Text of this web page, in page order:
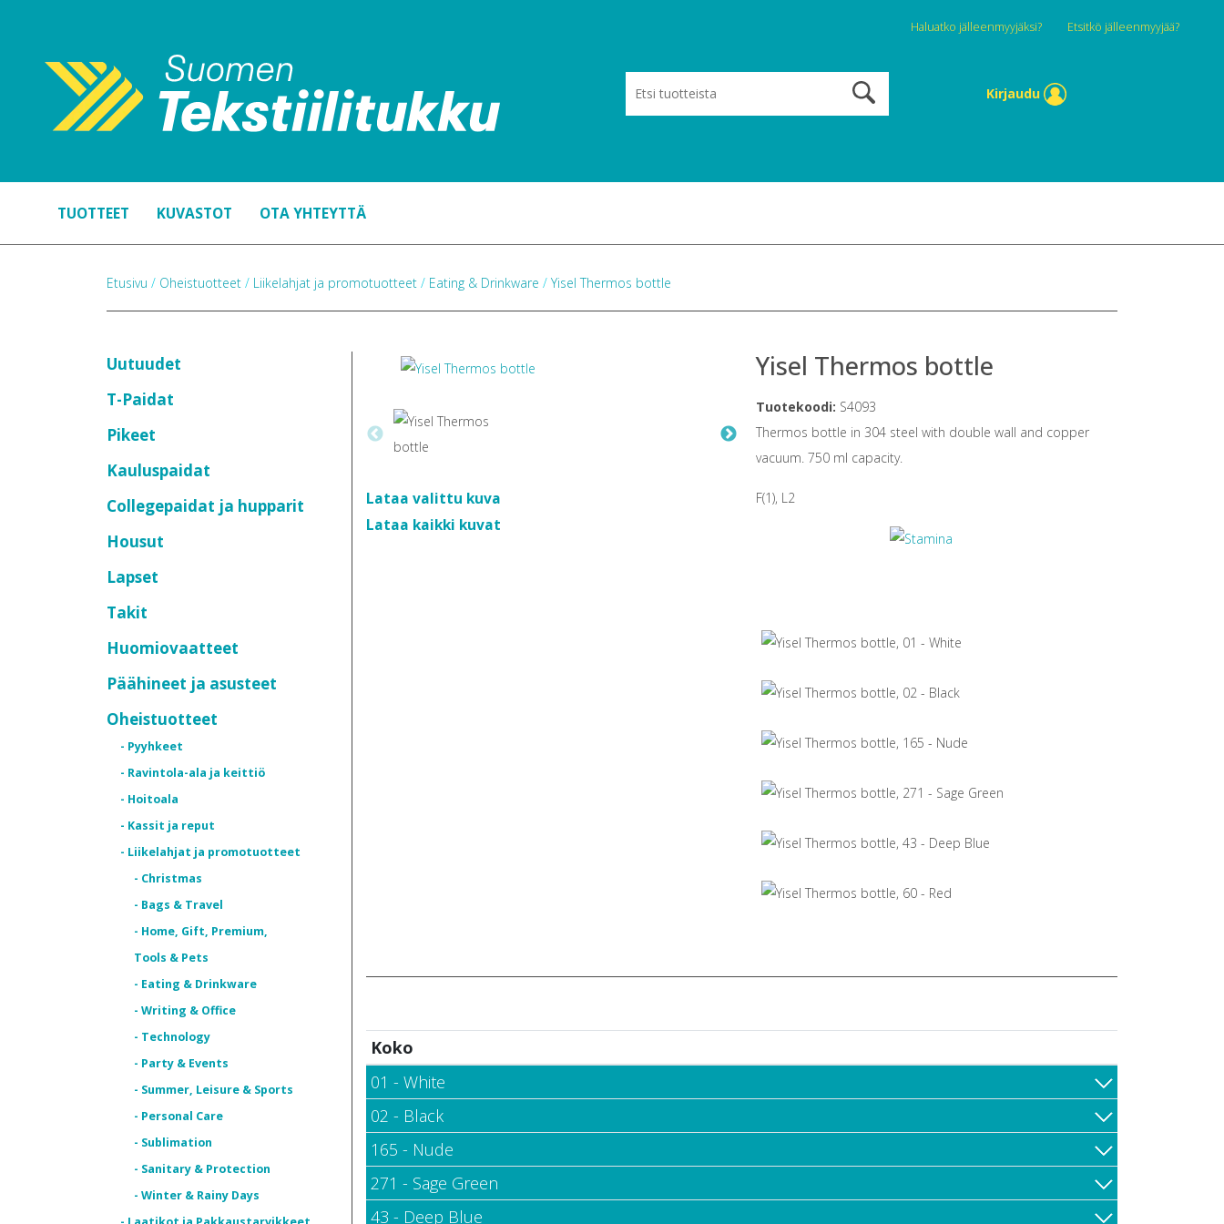
Haluatko jälleenmyyjäksi? Etsitkö jälleenmyyjää?
Kirjaudu
TUOTTEET KUVASTOT OTA YHTEYTTÄ
Etusivu / Oheistuotteet / Liikelahjat ja promotuotteet / Eating & Drinkware / Yisel Thermos bottle
Uutuudet
T-Paidat
Pikeet
Kauluspaidat
Collegepaidat ja hupparit
Housut
Lapset
Takit
Huomiovaatteet
Päähineet ja asusteet
Oheistuotteet
- Pyyhkeet
- Ravintola-ala ja keittiö
- Hoitoala
- Kassit ja reput
- Liikelahjat ja promotuotteet
- Christmas
- Bags & Travel
- Home, Gift, Premium,
Tools & Pets
- Eating & Drinkware
- Writing & Office
- Technology
- Party & Events
- Summer, Leisure & Sports
- Personal Care
- Sublimation
- Sanitary & Protection
- Winter & Rainy Days
Lataa valittu kuva
Lataa kaikki kuvat
Yisel Thermos bottle
Tuotekoodi: S4093
Thermos bottle in 304 steel with double wall and copper
vacuum. 750 ml capacity.
F(1), L2
Koko
01 - White
02 - Black
165 - Nude
271 - Sage Green
43 - Deep Blue